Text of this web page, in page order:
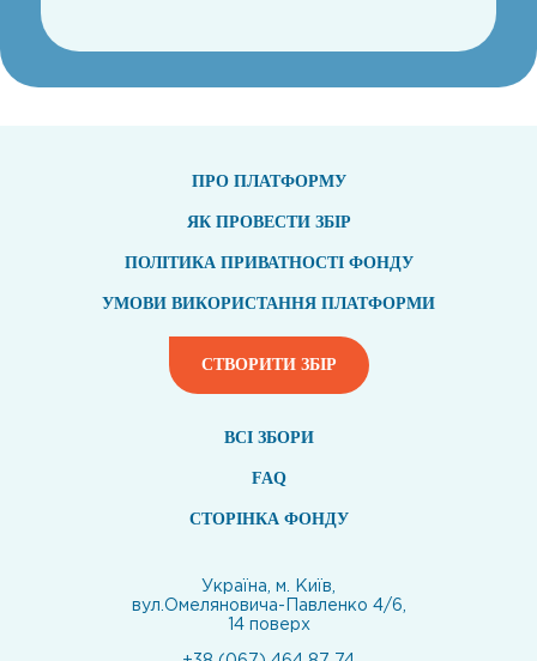
ПРО ПЛАТФОРМУ
ЯК ПРОВЕСТИ ЗБІР
ПОЛІТИКА ПРИВАТНОСТІ ФОНДУ
УМОВИ ВИКОРИСТАННЯ ПЛАТФОРМИ
СТВОРИТИ ЗБІР
ВСI ЗБОРИ
FAQ
СТОРІНКА ФОНДУ
Україна, м. Київ,
вул.Омеляновича-Павленко 4/6,
14 поверх